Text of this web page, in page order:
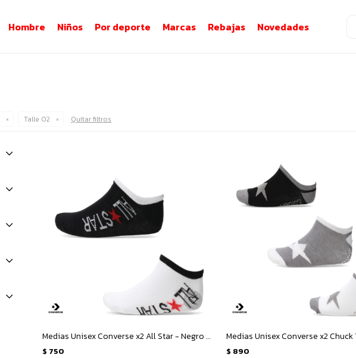
Hombre Niños Por deporte Marcas Rebajas Novedades
Talle 02 Quitar filtros
Medias Unisex Converse x2 All Star - Negro - Blanco
$ 750 $ 890